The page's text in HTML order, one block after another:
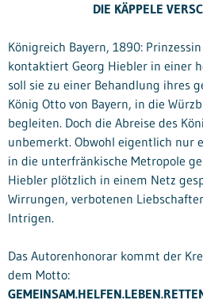
DIE KÄPPELE
Königreich Bayern, 1890:
kontaktiert Georg Hiebler in einer
soll sie zu einer Behandlung ihres
König Otto von Bayern, in die
begleiten. Doch die Abreise des
unbemerkt. Obwohl eigentlich nur
in die unterfränkische Metropole
Hiebler plötzlich in einem Netz
Wirrungen, verbotenen
Intrigen.
Das Autorenhonorar kommt der
dem Motto: